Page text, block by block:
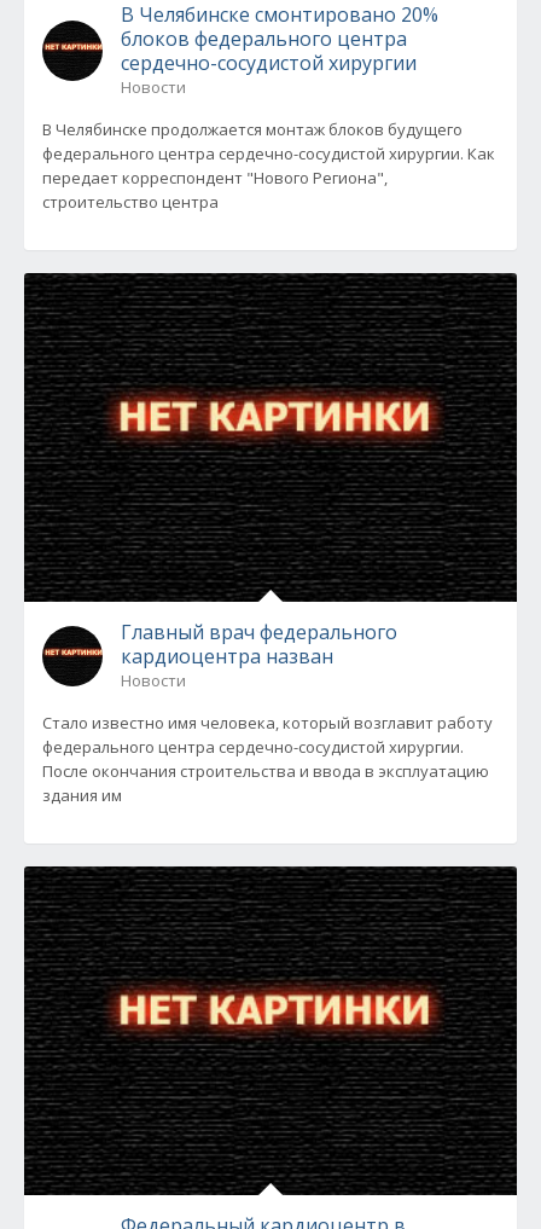
В Челябинске смонтировано 20%
блоков федерального центра
сердечно-сосудистой хирургии
Новости
В Челябинске продолжается монтаж блоков будущего
федерального центра сердечно-сосудистой хирургии. Как
передает корреспондент "Нового Региона",
строительство центра
Главный врач федерального
кардиоцентра назван
Новости
Стало известно имя человека, который возглавит работу
федерального центра сердечно-сосудистой хирургии.
После окончания строительства и ввода в эксплуатацию
здания им